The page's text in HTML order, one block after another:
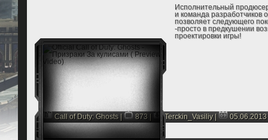
Исполнительный
и команда разработчиков
позволяет следующего
-просто в предкушении
проектировки игры!
Call of Duty: Ghosts| 873 | Terckin_Vasiliy| 05.06.2013